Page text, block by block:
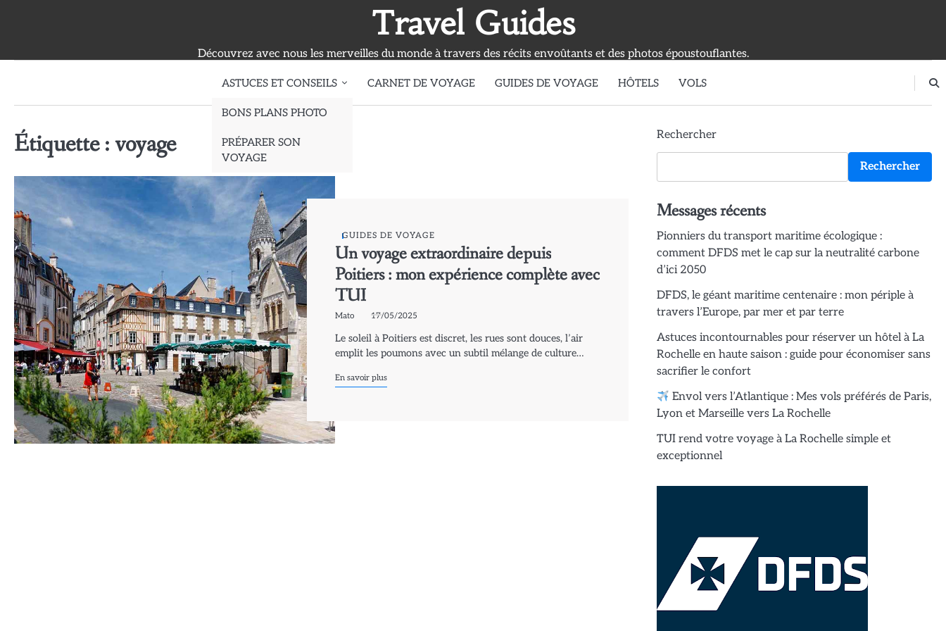
Travel Guides
Découvrez avec nous les merveilles du monde à travers des récits envoûtants et des photos époustouflantes.
ASTUCES ET CONSEILS
BONS PLANS PHOTO
PRÉPARER SON
VOYAGE
CARNET DE VOYAGE GUIDES DE VOYAGE HÔTELS VOLS
Étiquette :voyage
GUIDES DE VOYAGE
Un voyage extraordinaire depuis
Poitiers : mon expérience complète avec
TUI
Mato 17/05/2025
Le soleil à Poitiers est discret, les rues sont douces, l’air
emplit les poumons avec un subtil mélange de culture…
En savoir plus
Rechercher
Rechercher
Messages récents
Pionniers du transport maritime écologique :
comment DFDS met le cap sur la neutralité carbone
d’ici 2050
DFDS, le géant maritime centenaire : mon périple à
travers l’Europe, par mer et par terre
Astuces incontournables pour réserver un hôtel à La
Rochelle en haute saison : guide pour économiser sans
sacrifier le confort
Envol vers l’Atlantique : Mes vols préférés de Paris,
Lyon et Marseille vers La Rochelle
TUI rend votre voyage à La Rochelle simple et
exceptionnel